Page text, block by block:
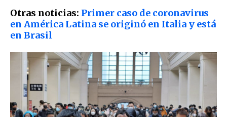
Otras noticias: Primer caso de coronavirus
en América Latina se originó en Italia y está
en Brasil